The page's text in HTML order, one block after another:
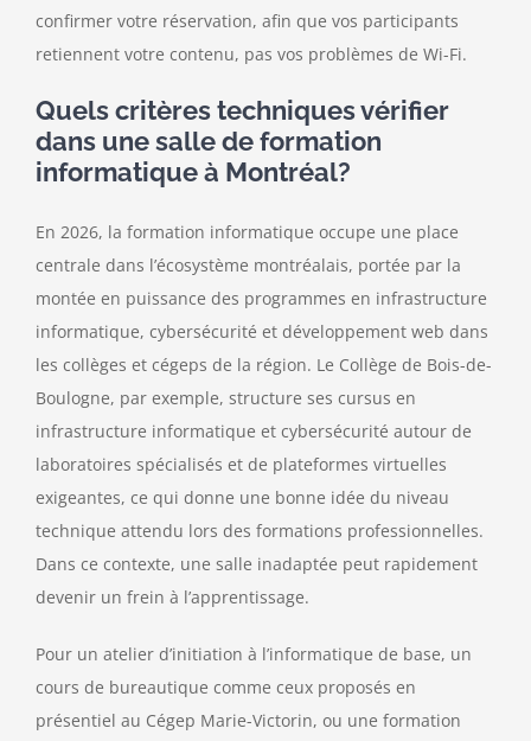
confirmer votre réservation, afin que vos participants
retiennent votre contenu, pas vos problèmes de Wi-Fi.
Quels critères techniques vérifier
dans une salle de formation
informatique à Montréal?
En 2026, la formation informatique occupe une place
centrale dans l’écosystème montréalais, portée par la
montée en puissance des programmes en infrastructure
informatique, cybersécurité et développement web dans
les collèges et cégeps de la région. Le Collège de Bois-de-
Boulogne, par exemple, structure ses cursus en
infrastructure informatique et cybersécurité autour de
laboratoires spécialisés et de plateformes virtuelles
exigeantes, ce qui donne une bonne idée du niveau
technique attendu lors des formations professionnelles.
Dans ce contexte, une salle inadaptée peut rapidement
devenir un frein à l’apprentissage.
Pour un atelier d’initiation à l’informatique de base, un
cours de bureautique comme ceux proposés en
présentiel au Cégep Marie-Victorin, ou une formation